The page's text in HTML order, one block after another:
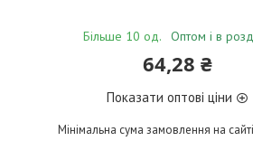
Більше 10 од. Оптом і в
64,28 ₴
Показати оптові ціни
Мінімальна сума замовлення на